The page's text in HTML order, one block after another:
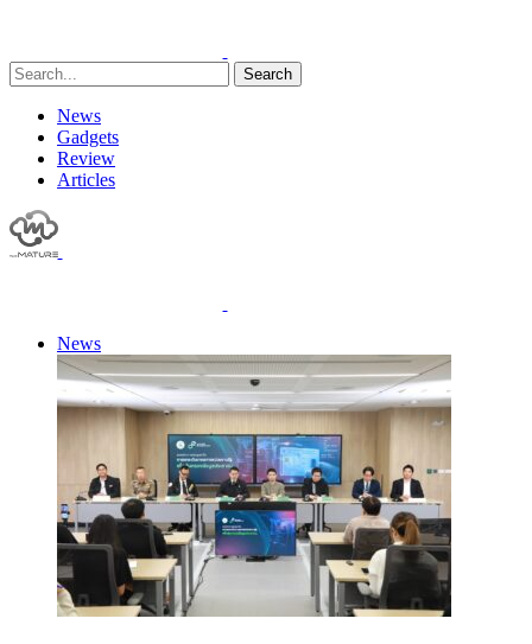
Search
News
Gadgets
Review
Articles
News